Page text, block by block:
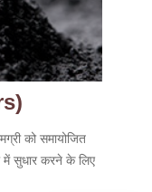
को समायोजित
सुधार करने के लिए